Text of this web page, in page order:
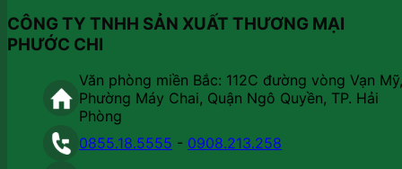
CÔNG TY TNHH SẢN XUẤT THƯƠNG MẠI
PHƯỚC CHI
Văn phòng miền Bắc: 112C đường vòng Vạn Mỹ,
Phường Máy Chai, Quận Ngô Quyền, TP. Hải
Phòng
0855.18.5555 - 0908.213.258